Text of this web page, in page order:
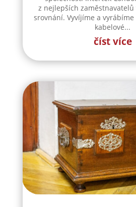
z nejlepších zaměstnavatelů
srovnání. Vyvíjíme a
kabelové...
číst více